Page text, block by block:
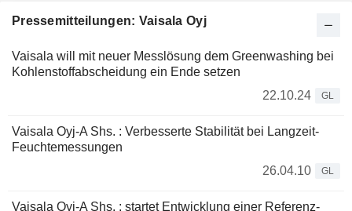
Pressemitteilungen: Vaisala Oyj
Vaisala will mit neuer Messlösung dem Greenwashing bei
Kohlenstoffabscheidung ein Ende setzen
22.10.24
GL
Vaisala Oyj-A Shs. : Verbesserte Stabilität bei Langzeit-
Feuchtemessungen
26.04.10
GL
Vaisala Oyj-A Shs. : startet Entwicklung einer Referenz-